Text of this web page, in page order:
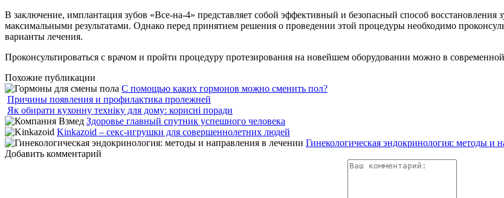
В заключение, имплантация зубов «Все-на-4» представляет собой эффективный и безопасный способ
максимальными результатами. Однако перед принятием решения о проведении этой процедуры необходимо
варианты лечения.
Проконсультироваться с врачом и пройти процедуру протезирования на новейшем оборудовании можно в
Похожие публикации
С помощью каких гормонов можно сменить пол?
Причины появления и профилактика пролежней
Як обирати кухонну техніку для дому: корисні поради
Здоровье главный спутник успешного человека
Kinkazoid – секс-игрушки для совершеннолетних людей
Гинекологическая эндокринология: методы и
Добавить комментарий